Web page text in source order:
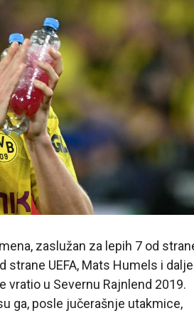
zaslužan za lepih 7 od
UEFA, Mats Humels i
u Severnu Rajnlend 2019.
ga, posle jučerašnje utakmice,